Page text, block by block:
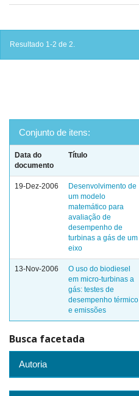
Resultado 1-2 de 2.
Conjunto de itens:
Data do
documento
Título
19-Dez-2006
Desenvolvimento de
um modelo
matemático para
avaliação de
desempenho de
turbinas a gás de um
eixo
13-Nov-2006
O uso do biodiesel
em micro-turbinas a
gás: testes de
desempenho térmico
e emissões
Busca facetada
Autoria